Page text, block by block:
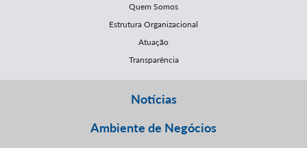
Quem Somos
Estrutura Organizacional
Atuação
Transparência
Notícias
Ambiente de Negócios